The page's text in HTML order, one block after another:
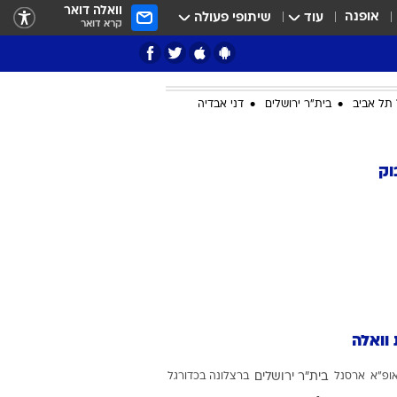
אופנה עוד שיתופי פעולה וואלה דואר
קרא דואר
תל אביב בית"ר ירושלים דני אבדיה
וואלה
ארסנל בית"ר ירושלים ברצלונה בכדורגל